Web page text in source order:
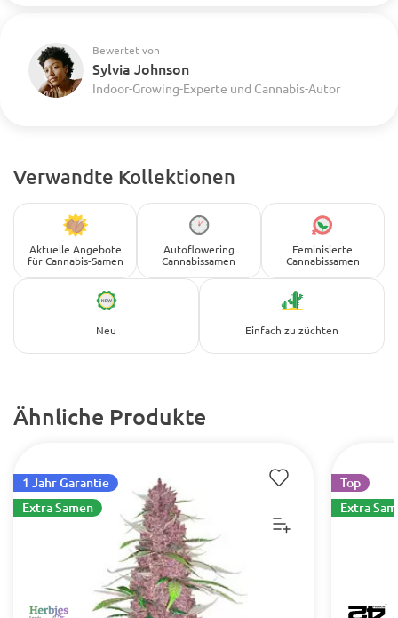
Bewertet von
Sylvia Johnson
Indoor-Growing-Experte und Cannabis-Autor
Verwandte Kollektionen
Aktuelle Angebote
für Cannabis-Samen
Autoflowering
Cannabissamen
Feminisierte
Cannabissamen
Neu Einfach zu züchten
Ähnliche Produkte
1 Jahr Garantie
Extra Samen
Top
Extra